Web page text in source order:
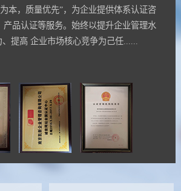
本，质量优先”，为企业提供体系认证咨
品认证等服务。始终以提升企业管理水
提高 企业市场核心竞争为己任......